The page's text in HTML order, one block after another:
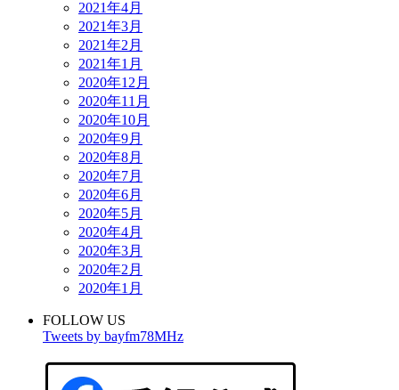
2021年4月
2021年3月
2021年2月
2021年1月
2020年12月
2020年11月
2020年10月
2020年9月
2020年8月
2020年7月
2020年6月
2020年5月
2020年4月
2020年3月
2020年2月
2020年1月
FOLLOW US
Tweets by bayfm78MHz